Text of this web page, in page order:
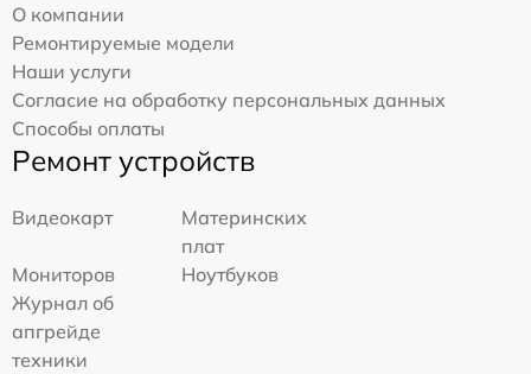
О компании
Ремонтируемые модели
Наши услуги
Согласие на обработку персональных данных
Способы оплаты
Ремонт устройств
Видеокарт
Материнских
плат
Мониторов
Ноутбуков
Журнал об
апгрейде
техники